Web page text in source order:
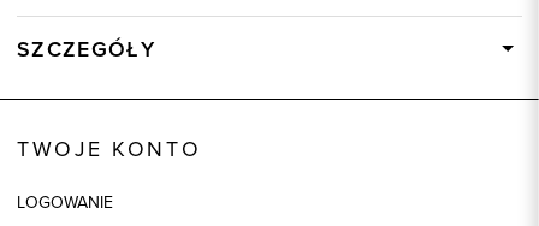
SZCZEGÓŁY
Skład tkaniny
TWOJE KONTO
LOGOWANIE